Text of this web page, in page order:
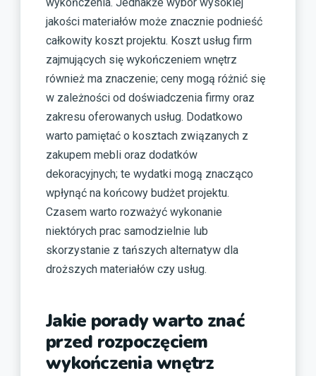
jakości materiałów może znacznie podnieść
całkowity koszt projektu. Koszt usług firm
zajmujących się wykończeniem wnętrz
również ma znaczenie; ceny mogą różnić się
w zależności od doświadczenia firmy oraz
zakresu oferowanych usług. Dodatkowo
warto pamiętać o kosztach związanych z
zakupem mebli oraz dodatków
dekoracyjnych; te wydatki mogą znacząco
wpłynąć na końcowy budżet projektu.
Czasem warto rozważyć wykonanie
niektórych prac samodzielnie lub
skorzystanie z tańszych alternatyw dla
droższych materiałów czy usług.
Jakie porady warto znać
przed rozpoczęciem
wykończenia wnętrz